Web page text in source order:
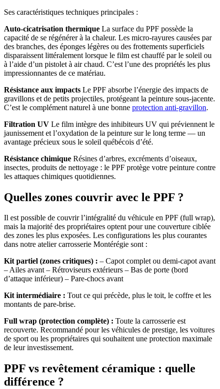
Ses caractéristiques techniques principales :
Auto-cicatrisation thermique La surface du PPF possède la
capacité de se régénérer à la chaleur. Les micro-rayures causées par
des branches, des éponges légères ou des frottements superficiels
disparaissent littéralement lorsque le film est chauffé par le soleil ou
à l’aide d’un pistolet à air chaud. C’est l’une des propriétés les plus
impressionnantes de ce matériau.
Résistance aux impacts Le PPF absorbe l’énergie des impacts de
gravillons et de petits projectiles, protégeant la peinture sous-jacente.
C’est le complément naturel à une bonne protection anti-gravillon.
Filtration UV Le film intègre des inhibiteurs UV qui préviennent le
jaunissement et l’oxydation de la peinture sur le long terme — un
avantage précieux sous le soleil québécois d’été.
Résistance chimique Résines d’arbres, excréments d’oiseaux,
insectes, produits de nettoyage : le PPF protège votre peinture contre
les attaques chimiques quotidiennes.
Quelles zones couvrir avec le PPF ?
Il est possible de couvrir l’intégralité du véhicule en PPF (full wrap),
mais la majorité des propriétaires optent pour une couverture ciblée
des zones les plus exposées. Les configurations les plus courantes
dans notre atelier carrosserie Montérégie sont :
Kit partiel (zones critiques) : – Capot complet ou demi-capot avant
– Ailes avant – Rétroviseurs extérieurs – Bas de porte (bord
d’attaque inférieur) – Pare-chocs avant
Kit intermédiaire : Tout ce qui précède, plus le toit, le coffre et les
montants de pare-brise.
Full wrap (protection complète) : Toute la carrosserie est
recouverte. Recommandé pour les véhicules de prestige, les voitures
de sport ou les propriétaires qui souhaitent une protection maximale
de leur investissement.
PPF vs revêtement céramique : quelle
différence ?